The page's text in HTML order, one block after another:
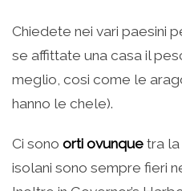
Chiedete nei vari paesini
se affittate una casa il
meglio, cosi come le
hanno le chele).
Ci sono orti ovunque tra la
isolani sono sempre fieri